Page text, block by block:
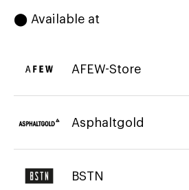
⬤ Available at
AFEW-Store
Asphaltgold
BSTN